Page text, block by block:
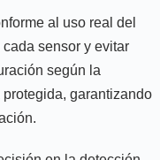
al uso real del
sensor y evitar
según la
garantizando